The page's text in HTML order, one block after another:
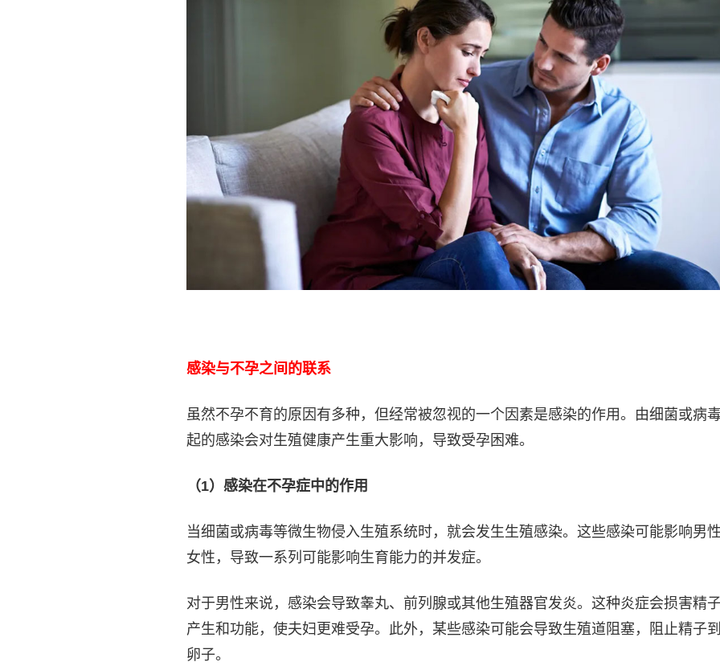
感染与不孕之间的联系
虽然不孕不育的原因有多种，但经常被忽视的一个因素是感染的作用。由细菌或病
起的感染会对生殖健康产生重大影响，导致受孕困难。
（1）感染在不孕症中的作用
当细菌或病毒等微生物侵入生殖系统时，就会发生生殖感染。这些感染可能影响男
女性，导致一系列可能影响生育能力的并发症。
对于男性来说，感染会导致睾丸、前列腺或其他生殖器官发炎。这种炎症会损害精
产生和功能，使夫妇更难受孕。此外，某些感染可能会导致生殖道阻塞，阻止精子
卵子。